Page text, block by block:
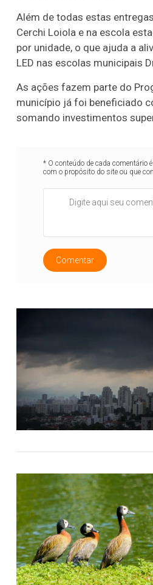
Além de todas estas
Cerchi Loiola e na escola
por unidade, o que ajuda a
LED nas escolas municipais
As ações fazem parte do
município já foi beneficiado
somando investimentos
* O conteúdo de cada comentário
com o propósito do site ou que
Comentar